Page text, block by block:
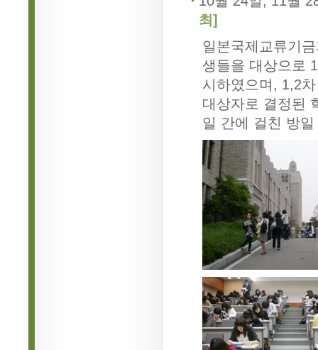
최]
일본국제교류기
생들을 대상으로
시하였으며, 1,2
대상자로 결정된
일 간에 걸친 방